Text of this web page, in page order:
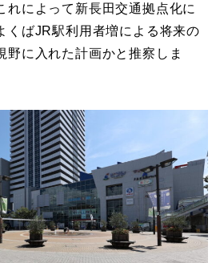
れによって新長田交通拠点化に
くばJR駅利用者増による将来の
野に入れた計画かと推察しま